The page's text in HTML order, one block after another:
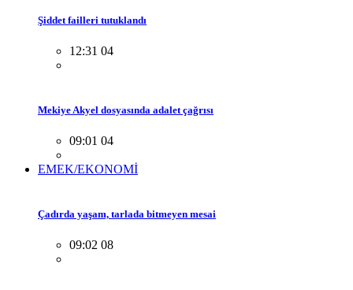
Şiddet failleri tutuklandı
12:31 04
Mekiye Akyel dosyasında adalet çağrısı
09:01 04
EMEK/EKONOMİ
Çadırda yaşam, tarlada bitmeyen mesai
09:02 08